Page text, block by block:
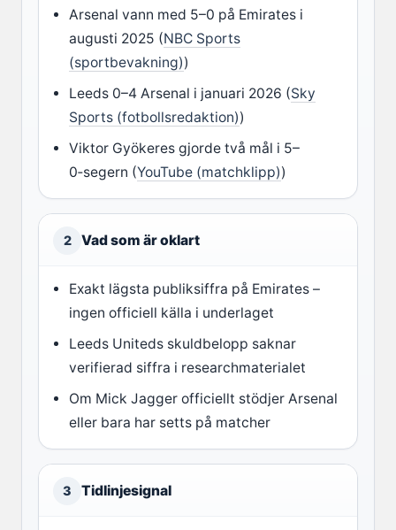
Arsenal vann med 5–0 på Emirates i
augusti 2025 (NBC Sports
(sportbevakning))
Leeds 0–4 Arsenal i januari 2026 (Sky
Sports (fotbollsredaktion))
Viktor Gyökeres gjorde två mål i 5–
0‑segern (YouTube (matchklipp))
2 Vad som är oklart
Exakt lägsta publiksiffra på Emirates –
ingen officiell källa i underlaget
Leeds Uniteds skuldbelopp saknar
verifierad siffra i researchmaterialet
Om Mick Jagger officiellt stödjer Arsenal
eller bara har setts på matcher
3 Tidlinjesignal